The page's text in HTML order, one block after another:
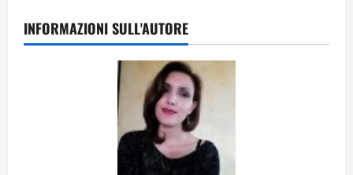
INFORMAZIONI SULL'AUTORE